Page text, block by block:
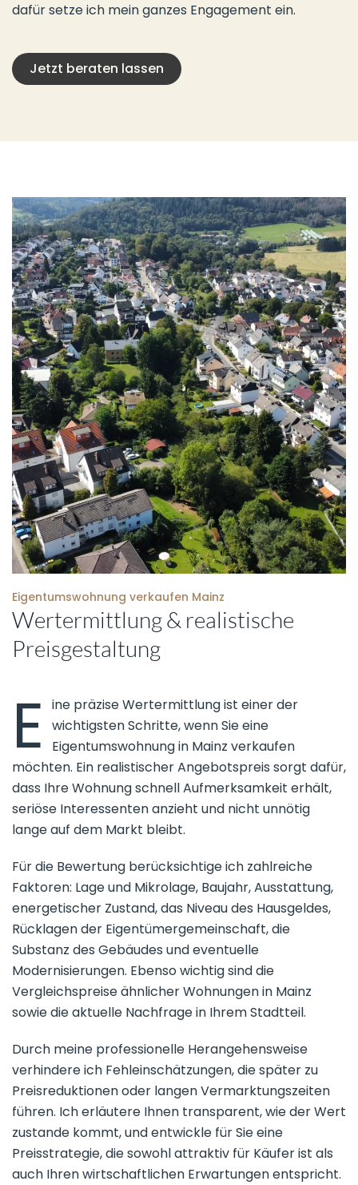
dafür setze ich mein ganzes Engagement ein.
Jetzt beraten lassen
Eigentumswohnung verkaufen Mainz
Wertermittlung & realistische
Preisgestaltung
E
ine präzise Wertermittlung ist einer der
wichtigsten Schritte, wenn Sie eine
Eigentumswohnung in Mainz verkaufen
möchten. Ein realistischer Angebotspreis sorgt dafür,
dass Ihre Wohnung schnell Aufmerksamkeit erhält,
seriöse Interessenten anzieht und nicht unnötig
lange auf dem Markt bleibt.
Für die Bewertung berücksichtige ich zahlreiche
Faktoren: Lage und Mikrolage, Baujahr, Ausstattung,
energetischer Zustand, das Niveau des Hausgeldes,
Rücklagen der Eigentümergemeinschaft, die
Substanz des Gebäudes und eventuelle
Modernisierungen. Ebenso wichtig sind die
Vergleichspreise ähnlicher Wohnungen in Mainz
sowie die aktuelle Nachfrage in Ihrem Stadtteil.
Durch meine professionelle Herangehensweise
verhindere ich Fehleinschätzungen, die später zu
Preisreduktionen oder langen Vermarktungszeiten
führen. Ich erläutere Ihnen transparent, wie der Wert
zustande kommt, und entwickle für Sie eine
Preisstrategie, die sowohl attraktiv für Käufer ist als
auch Ihren wirtschaftlichen Erwartungen entspricht.